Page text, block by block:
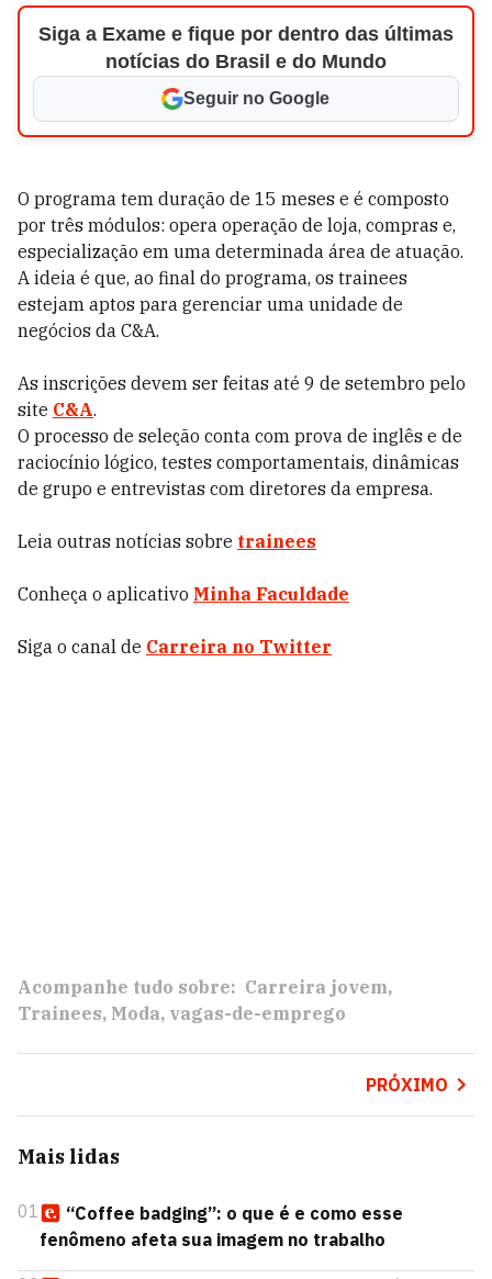
Siga a Exame e fique por dentro das últimas
notícias do Brasil e do Mundo
Seguir no Google
O programa tem duração de 15 meses e é composto
por três módulos: opera operação de loja, compras e,
especialização em uma determinada área de atuação.
A ideia é que, ao final do programa, os trainees
estejam aptos para gerenciar uma unidade de
negócios da C&A.
As inscrições devem ser feitas até 9 de setembro pelo
site C&A.
O processo de seleção conta com prova de inglês e de
raciocínio lógico, testes comportamentais, dinâmicas
de grupo e entrevistas com diretores da empresa.
Leia outras notícias sobre trainees
Conheça o aplicativo Minha Faculdade
Siga o canal de Carreira no Twitter
Acompanhe tudo sobre: Carreira jovem
Trainees Moda vagas-de-emprego
PRÓXIMO
Mais lidas
01
“Coffee badging”: o que é e como esse
fenômeno afeta sua imagem no trabalho